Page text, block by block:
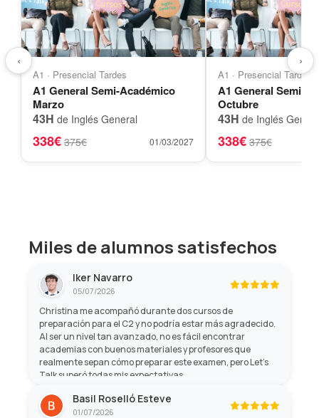
A1 · Presencial Tardes
A1 General Semi-Académico
Marzo
43H de Inglés General
338€ 375€ 01/03/2027
A1 · Presencial Tardes
A1 General Semi-
Octubre
43H de Inglés
338€ 375€
‹ ›
Miles de alumnos satisfechos
Iker Navarro
05/07/2026
Christina me acompañó durante dos cursos de
preparación para el C2 y no podría estar más agradecido.
Al ser un nivel tan avanzado, no es fácil encontrar
academias con buenos materiales y profesores que
realmente sepan cómo preparar este examen, pero Let's
Talk superó todas mis expectativas.
Basil Roselló Esteve
01/07/2026